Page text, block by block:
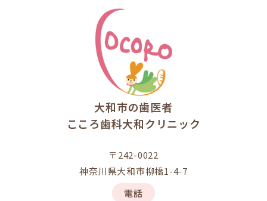
大和市の歯医者
こころ歯科大和クリニック
〒242-0022
神奈川県大和市柳橋1-4-7
電話